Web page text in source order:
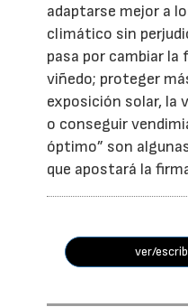
adaptarse mejor a
climático sin
pasa por cambiar
viñedo; proteger
exposición solar, la
o conseguir
óptimo” son
que apostará la
ver/